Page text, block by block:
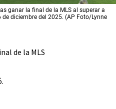
ganar la final de la MLS al superar a
diciembre del 2025. (AP Foto/Lynne
de la MLS